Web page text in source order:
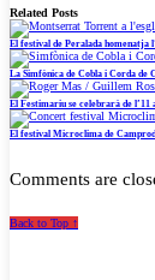
Related Posts
El festival de Peralada homenatja
La Simfònica de Cobla i Corda de
El Festimariu se celebrarà de l’11
El festival Microclima de
Comments are
Back to Top ↑